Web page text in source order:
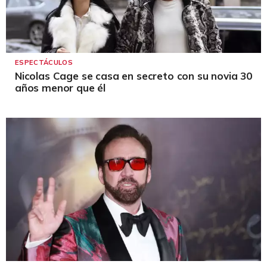
ESPECTÁCULOS
Nicolas Cage se casa en secreto con su novia 30
años menor que él